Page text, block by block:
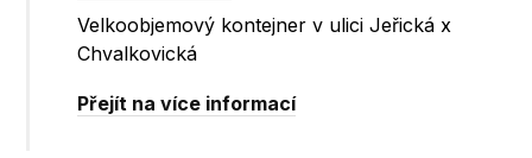
Velkoobjemový kontejner v ulici Jeřická x
Chvalkovická
Přejít na více informací